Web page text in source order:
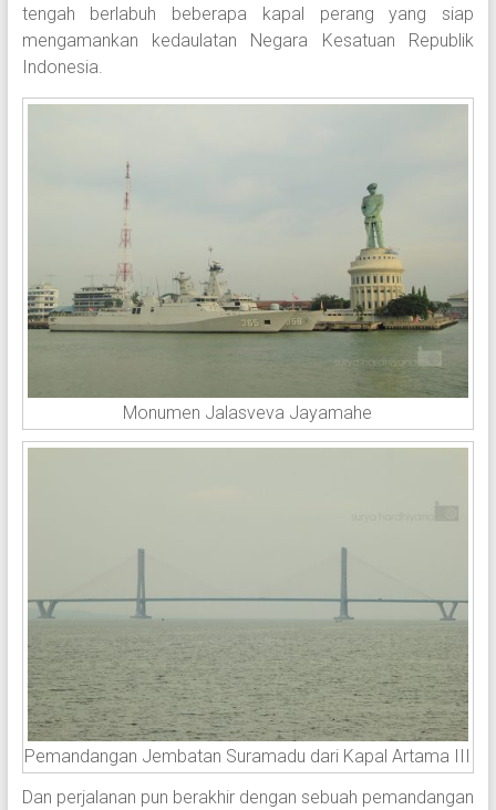
tengah berlabuh beberapa kapal perang yang siap
mengamankan kedaulatan Negara Kesatuan Republik
Indonesia.
Monumen Jalasveva Jayamahe
Pemandangan Jembatan Suramadu dari Kapal Artama III
Dan perjalanan pun berakhir dengan sebuah pemandangan